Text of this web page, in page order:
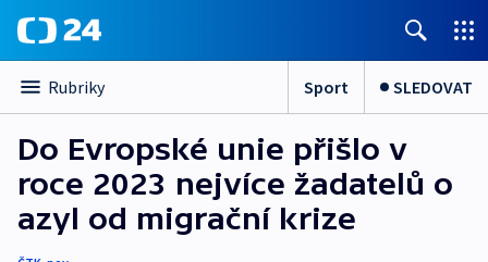
Rubriky Sport SLEDOVAT
Do Evropské unie přišlo v
roce 2023 nejvíce žadatelů o
azyl od migrační krize